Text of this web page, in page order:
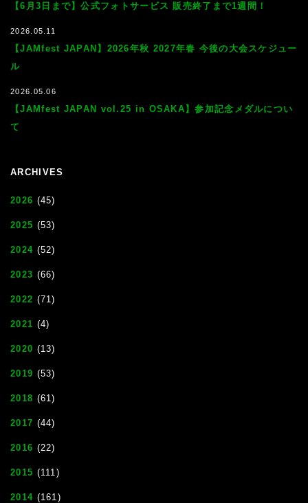
【6月3日まで】公式フォトサービス 販売終了まで1週間！
2026.05.11
【JAMfest JAPAN】2026年秋 2027年春 今後の大会スケジュー
ル
2026.05.06
【JAMfest JAPAN vol.25 in OSAKA】参加記念メダルについ
て
ARCHIVES
2026 (45)
2025 (53)
2024 (52)
2023 (66)
2022 (71)
2021 (4)
2020 (13)
2019 (53)
2018 (61)
2017 (44)
2016 (22)
2015 (111)
2014 (161)